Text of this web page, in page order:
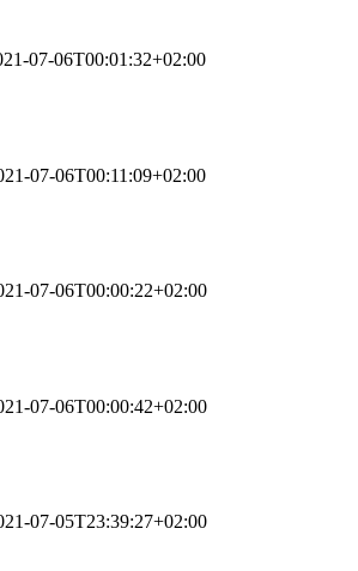
07-06T00:01:32+02:00
07-06T00:11:09+02:00
07-06T00:00:22+02:00
07-06T00:00:42+02:00
07-05T23:39:27+02:00